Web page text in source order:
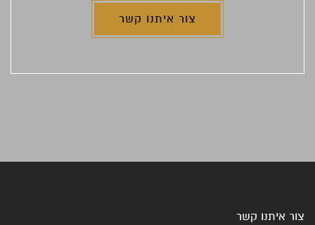
צור איתנו קשר
צור איתנו קשר